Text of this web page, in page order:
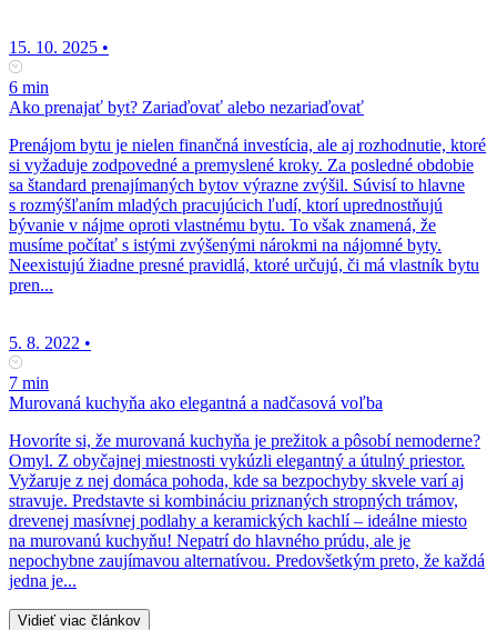
15. 10. 2025 •
6 min
Ako prenajať byt? Zariaďovať alebo nezariaďovať
Prenájom bytu je nielen finančná investícia, ale aj rozhodnutie, ktoré
si vyžaduje zodpovedné a premyslené kroky. Za posledné obdobie
sa štandard prenajímaných bytov výrazne zvýšil. Súvisí to hlavne
s rozmýšľaním mladých pracujúcich ľudí, ktorí uprednostňujú
bývanie v nájme oproti vlastnému bytu. To však znamená, že
musíme počítať s istými zvýšenými nárokmi na nájomné byty.
Neexistujú žiadne presné pravidlá, ktoré určujú, či má vlastník bytu
pren...
5. 8. 2022 •
7 min
Murovaná kuchyňa ako elegantná a nadčasová voľba
Hovoríte si, že murovaná kuchyňa je prežitok a pôsobí nemoderne?
Omyl. Z obyčajnej miestnosti vykúzli elegantný a útulný priestor.
Vyžaruje z nej domáca pohoda, kde sa bezpochyby skvele varí aj
stravuje. Predstavte si kombináciu priznaných stropných trámov,
drevenej masívnej podlahy a keramických kachlí – ideálne miesto
na murovanú kuchyňu! Nepatrí do hlavného prúdu, ale je
nepochybne zaujímavou alternatívou. Predovšetkým preto, že každá
jedna je...
Vidieť viac článkov